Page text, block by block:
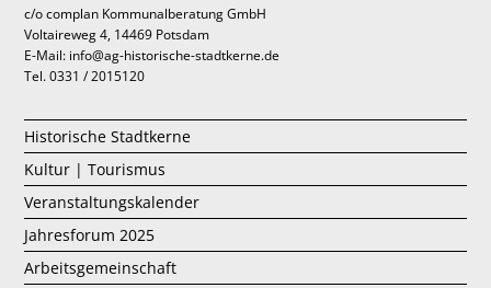
c/o complan Kommunalberatung GmbH
Voltaireweg 4, 14469 Potsdam
E-Mail: info@ag-historische-stadtkerne.de
Tel. 0331 / 2015120
Historische Stadtkerne
Kultur | Tourismus
Veranstaltungskalender
Jahresforum 2025
Arbeitsgemeinschaft